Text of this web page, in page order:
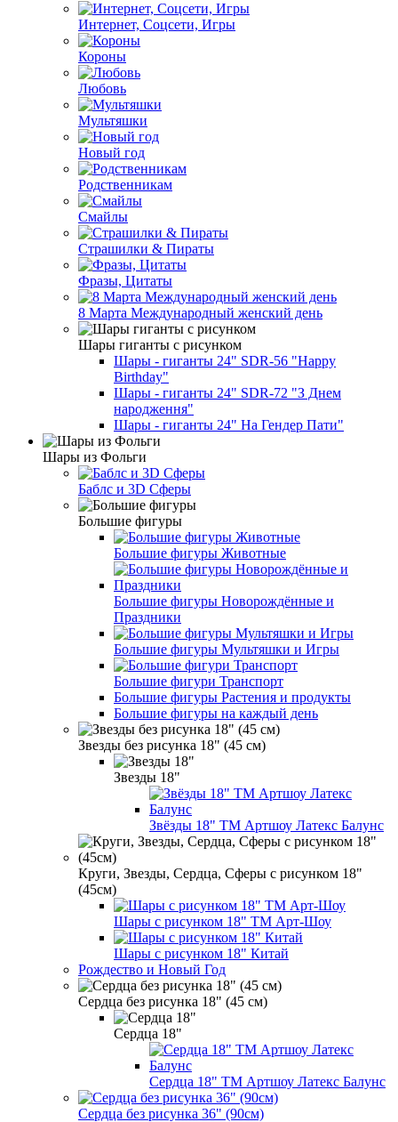
Интернет, Соцсети, Игры
Короны
Любовь
Мультяшки
Новый год
Родственникам
Смайлы
Страшилки & Пираты
Фразы, Цитаты
8 Марта Международный женский день
Шары гиганты с рисунком
Шары - гиганты 24" SDR-56 "Happy
Birthday"
Шары - гиганты 24" SDR-72 "З Днем
народження"
Шары - гиганты 24" На Гендер Пати"
Шары из Фольги
Баблс и 3D Сферы
Большие фигуры
Большие фигуры Животные
Большие фигуры Новорождённые и
Праздники
Большие фигуры Мультяшки и Игры
Большие фигури Транспорт
Большие фигуры Растения и продукты
Большие фигуры на каждый день
Звезды без рисунка 18" (45 см)
Звезды 18"
Звёзды 18" ТМ Артшоу Латекс Балунс
Круги, Звезды, Сердца, Сферы с рисунком 18"
(45см)
Шары с рисунком 18" ТМ Арт-Шоу
Шары с рисунком 18" Китай
Рождество и Новый Год
Сердца без рисунка 18" (45 см)
Сердца 18"
Сердца 18" ТМ Артшоу Латекс Балунс
Сердца без рисунка 36" (90см)